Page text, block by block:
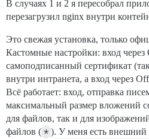
В случаях 1 и 2 я пересобрал
перезагрузил nginx внутри
Это свежая установка, только
Кастомные настройки: вход через
самоподписанный сертификат
внутри интранета, а вход через
Всё работает: вход, отправка
максимальный размер вложений
для файлов, так и для
файлов ( * ). У меня есть